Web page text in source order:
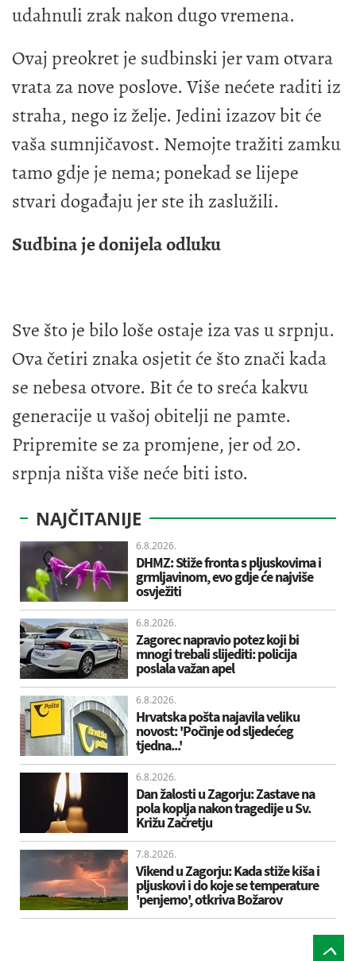
udahnuli zrak nakon dugo vremena.
Ovaj preokret je sudbinski jer vam otvara
vrata za nove poslove. Više nećete raditi iz
straha, nego iz želje. Jedini izazov bit će
vaša sumnjičavost. Nemojte tražiti zamku
tamo gdje je nema; ponekad se lijepe
stvari događaju jer ste ih zaslužili.
Sudbina je donijela odluku
Sve što je bilo loše ostaje iza vas u srpnju.
Ova četiri znaka osjetit će što znači kada
se nebesa otvore. Bit će to sreća kakvu
generacije u vašoj obitelji ne pamte.
Pripremite se za promjene, jer od 20.
srpnja ništa više neće biti isto.
NAJČITANIJE
6.8.2026.
DHMZ: Stiže fronta s pljuskovima i
grmljavinom, evo gdje će najviše
osvježiti
6.8.2026.
Zagorec napravio potez koji bi
mnogi trebali slijediti: policija
poslala važan apel
6.8.2026.
Hrvatska pošta najavila veliku
novost: 'Počinje od sljedećeg
tjedna...'
6.8.2026.
Dan žalosti u Zagorju: Zastave na
pola koplja nakon tragedije u Sv.
Križu Začretju
7.8.2026.
Vikend u Zagorju: Kada stiže kiša i
pljuskovi i do koje se temperature
'penjemo', otkriva Božarov